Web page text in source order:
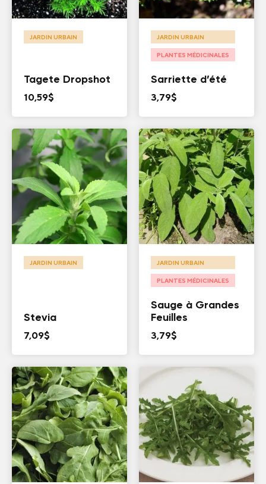
JARDIN URBAIN
Tagete Dropshot
10,59$
JARDIN URBAIN
PLANTES MÉDICINALES
Sarriette d’été
3,79$
JARDIN URBAIN
Stevia
7,09$
JARDIN URBAIN
PLANTES MÉDICINALES
Sauge à Grandes
Feuilles
3,79$